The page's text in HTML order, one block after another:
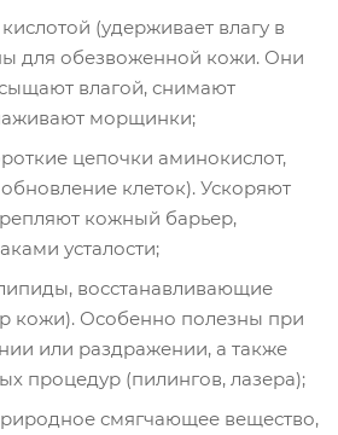
(удерживает влагу в
для обезвоженной кожи. Они
влагой, снимают
морщинки;
цепочки аминокислот,
клеток). Ускоряют
кожный барьер,
усталости;
восстанавливающие
кожи). Особенно полезны при
или раздражении, а также
процедур (пилингов, лазера);
смягчающее вещество,